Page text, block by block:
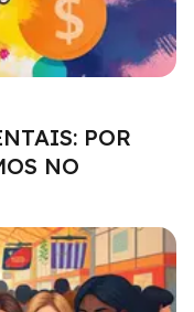
POR
NO